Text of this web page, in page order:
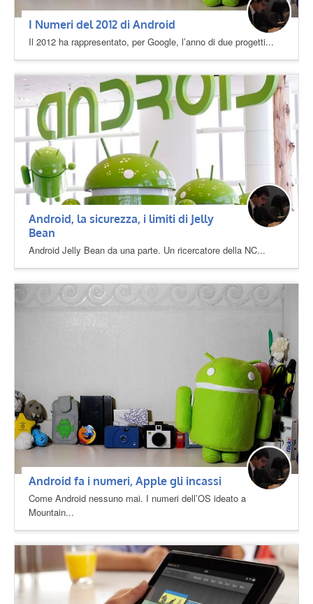
I Numeri del 2012 di Android
Il 2012 ha rappresentato, per Google, l’anno di due progetti...
Android, la sicurezza, i limiti di Jelly
Bean
Android Jelly Bean da una parte. Un ricercatore della NC...
Android fa i numeri, Apple gli incassi
Come Android nessuno mai. I numeri dell’OS ideato a
Mountain...